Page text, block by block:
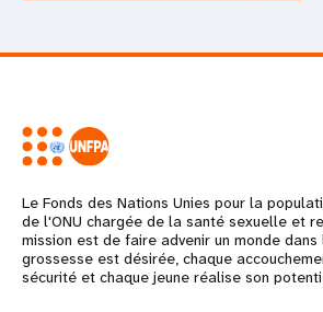
Le Fonds des Nations Unies pour la
de l'ONU chargée de la santé sexuelle et
mission est de faire advenir un monde
grossesse est désirée, chaque
sécurité et chaque jeune réalise son